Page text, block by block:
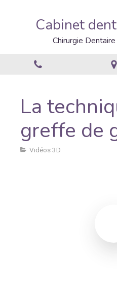
Cabinet
Chirurgie
La
greffe de
Vidéos 3D